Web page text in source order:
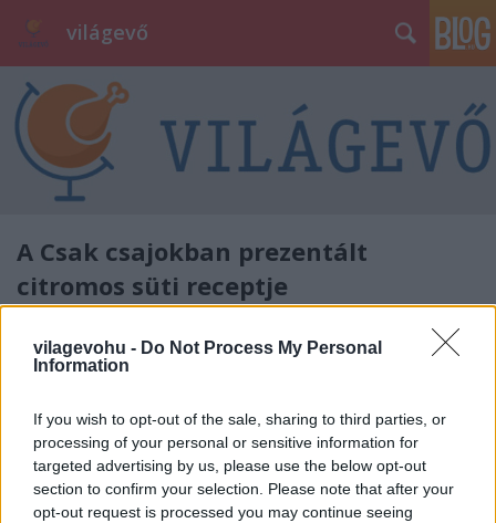
vilagevohu - Do Not Process My Personal
Information
If you wish to opt-out of the sale, sharing to third parties, or
processing of your personal or sensitive information for
targeted advertising by us, please use the below opt-out
section to confirm your selection. Please note that after your
opt-out request is processed you may continue seeing
világevő
A Csak csajokban prezentált
citromos süti receptje
A recept itt található! Itt pedig további
Világevő Vietnami Vacsora!